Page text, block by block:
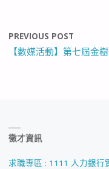
PREVIOUS POST
【數媒活動】第七屆金
徵才資訊
求職專區 : 1111 人力銀行